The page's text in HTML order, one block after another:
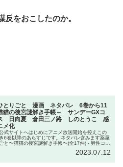
反をおこしたのか。
とりごと 漫画 ネタバレ 6巻から11
の後宮謎解き手帳～ サンデーGXコ
日向夏 倉田三ノ路 しのとうこ 感
メ化
式サイトへはじめにアニメ放送開始を控えこの
6巻以降のあらすじです。ネタバレ含みます薬屋
と〜猫猫の後宮謎解き手帳〜(全17件) - 男性コミ
2023.07.12